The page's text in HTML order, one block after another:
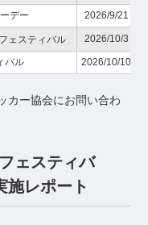
デー 2026/9/21
ェスティバル 2026/10/3
バル 2026/10/10
カー協会にお問い合わ
ェスティバ
施レポート